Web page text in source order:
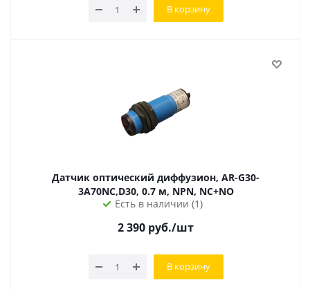
В корзину
Датчик оптический диффузион, AR-G30-
3A70NC,D30, 0.7 м, NPN, NC+NO
Есть в наличии (1)
2 390 руб./шт
В корзину